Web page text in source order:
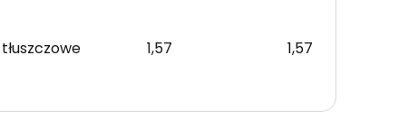
1,57 1,57